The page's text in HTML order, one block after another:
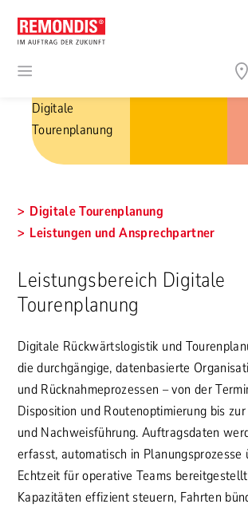
Digitale
Tourenplanung
Digitale Tourenplanung
Leistungen und Ansprechpartner
Leistungsbereich Digitale
Tourenplanung
Digitale Rückwärtslogistik und
die durchgängige, datenbasierte
und Rücknahmeprozessen – von der
Disposition und Routenoptimierung bis
und Nachweisführung. Auftragsdaten
erfasst, automatisch in Planungsprozesse
Echtzeit für operative Teams
Kapazitäten effizient steuern, Fahrten